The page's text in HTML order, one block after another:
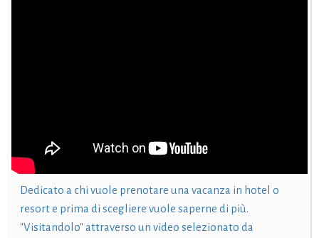
Dedicato a chi vuole prenotare una vacanza in hotel o
resort e prima di scegliere vuole saperne di più.
"Visitandolo" attraverso un video selezionato da